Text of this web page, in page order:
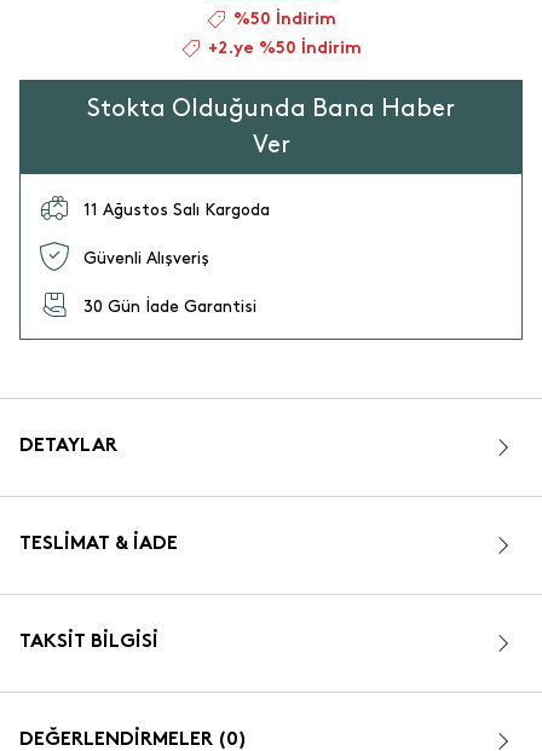
%50 İndirim
+2.ye %50 İndirim
Stokta Olduğunda Bana Haber
Ver
11 Ağustos Salı Kargoda
Güvenli Alışveriş
30 Gün İade Garantisi
DETAYLAR
TESLIMAT & İADE
TAKSIT BILGISI
DEĞERLENDİRMELER (0)